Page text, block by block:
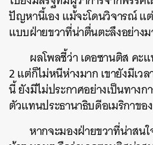
ปัญหานี้เอง แม้จะโดนวิจารณ์
แบบฝ่ายขวาที่น่าตื่นตะลึงอย่าง
ผลโพลชี้ว่า เดอซานติส ค
2 แต่ก็ไม่หนีห่างมาก เขายังมีเว
นี้ ยังมีไม่ประกาศอย่างเป็นทางก
ตัวแทนประธานาธิบดีอเมริกาขอ
หากจะมองฝ่ายขวาที่น่าสน